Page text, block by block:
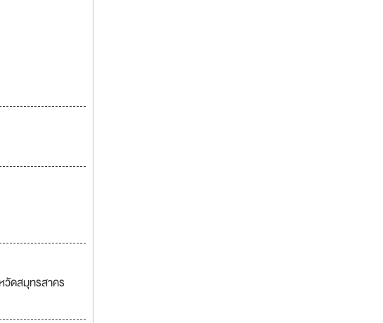
วัดสมุทรสาคร